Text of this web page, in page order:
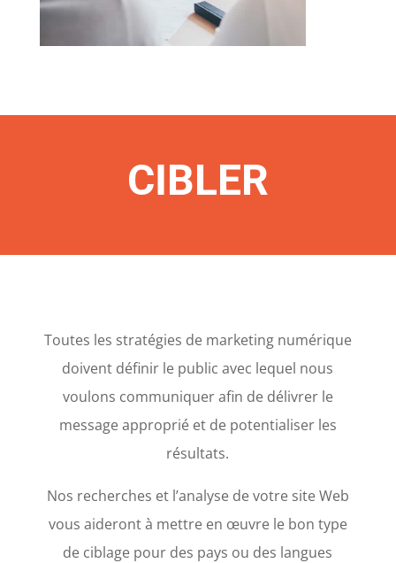
CIBLER
Toutes les stratégies de marketing numérique
doivent définir le public avec lequel nous
voulons communiquer afin de délivrer le
message approprié et de potentialiser les
résultats.
Nos recherches et l’analyse de votre site Web
vous aideront à mettre en œuvre le bon type
de ciblage pour des pays ou des langues